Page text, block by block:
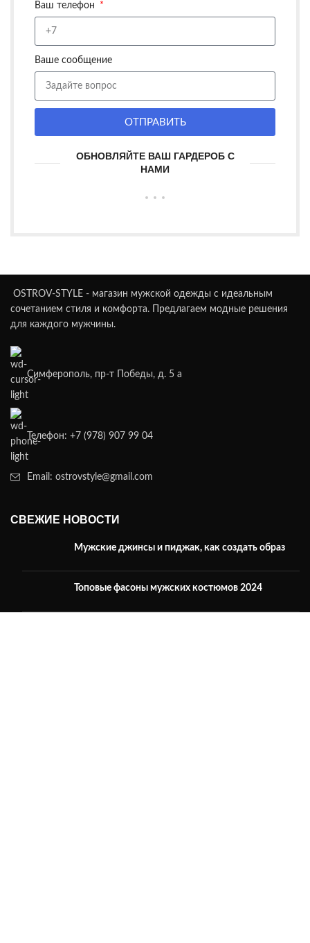
Ваш телефон
Ваше сообщение
ОТПРАВИТЬ
ОБНОВЛЯЙТЕ ВАШ ГАРДЕРОБ С
НАМИ
OSTROV-STYLE - магазин мужской одежды с идеальным
сочетанием стиля и комфорта. Предлагаем модные решения
для каждого мужчины.
Симферополь, пр-т Победы, д. 5 а
Телефон: +7 (978) 907 99 04
Email: ostrovstyle@gmail.com
СВЕЖИЕ НОВОСТИ
Мужские джинсы и пиджак, как создать образ
Топовые фасоны мужских костюмов 2024